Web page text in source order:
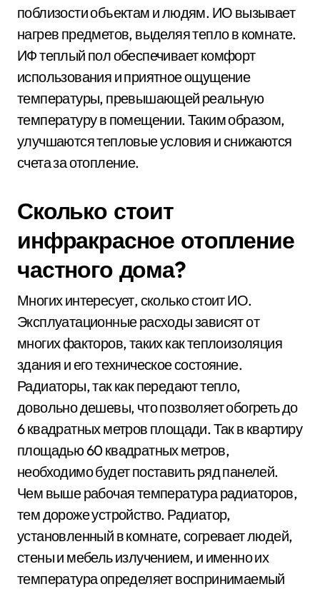
поблизости объектам и людям. ИО вызывает
нагрев предметов, выделяя тепло в комнате.
ИФ теплый пол обеспечивает комфорт
использования и приятное ощущение
температуры, превышающей реальную
температуру в помещении. Таким образом,
улучшаются тепловые условия и снижаются
счета за отопление.
Сколько стоит
инфракрасное отопление
частного дома?
Многих интересует, сколько стоит ИО.
Эксплуатационные расходы зависят от
многих факторов, таких как теплоизоляция
здания и его техническое состояние.
Радиаторы, так как передают тепло,
довольно дешевы, что позволяет обогреть до
6 квадратных метров площади. Так в квартиру
площадью 60 квадратных метров,
необходимо будет поставить ряд панелей.
Чем выше рабочая температура радиаторов,
тем дороже устройство. Радиатор,
установленный в комнате, согревает людей,
стены и мебель излучением, и именно их
температура определяет воспринимаемый